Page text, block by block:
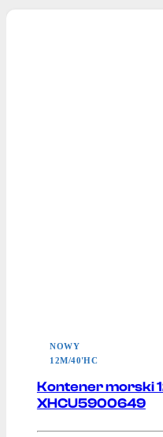
NOWY
12M/40'HC
Kontener morski
XHCU5900649